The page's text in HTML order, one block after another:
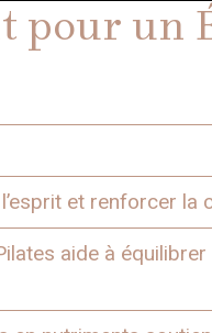
pour un
et renforcer la
aide à